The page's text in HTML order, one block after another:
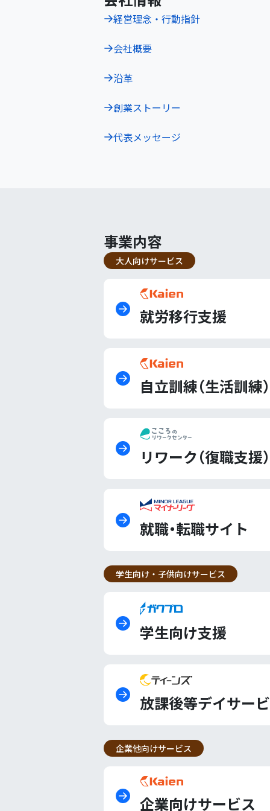
経営理念・行動指針
会社概要
沿革
創業ストーリー
代表メッセージ
事業内容
大人向けサービス
就労移行支援
自立訓練（生活訓練）
リワーク（復職支援）
就職・転職サイト
学生向け・子供向けサービス
学生向け支援
放課後等デイサー
企業他向けサービス
企業向けサービス